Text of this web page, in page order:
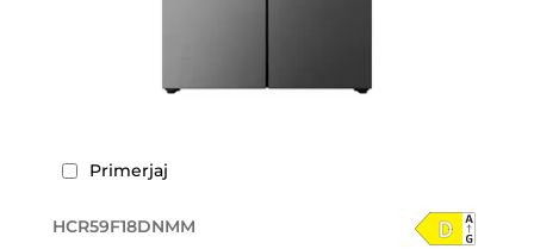
Primerjaj
HCR59F18DNMM